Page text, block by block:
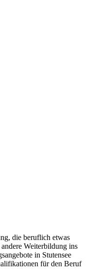
die beruflich etwas
Weiterbildung ins
in Stutensee
für den Beruf